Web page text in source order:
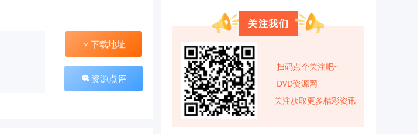
下载地址
资源点评
关注我们
扫码点个关注吧~
DVD资源网
关注获取更多精彩资讯